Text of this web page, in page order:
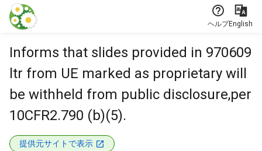
本文に飛ぶ
ヘルプEnglish
Informs that slides provided in 970609
ltr from UE marked as proprietary will
be withheld from public disclosure,per
10CFR2.790 (b)(5).
提供元サイトで表示